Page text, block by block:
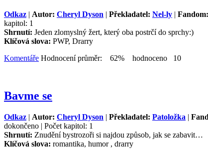
Odkaz | Autor: Cheryl Dyson | Překladatel: Nel-ly |
kapitol: 1
Shrnutí: Jeden zlomyslný žert, který oba postrčí do sprchy:)
Klíčová slova: PWP, Drarry
Komentáře Hodnocení průměr: 62% hodnoceno 10
Bavme se
Odkaz | Autor: Cheryl Dyson | Překladatel: Patoložka |
dokončeno | Počet kapitol: 1
Shrnutí: Znudění bystrozoři si najdou způsob, jak se zabavit…
Klíčová slova: romantika, humor , drarry